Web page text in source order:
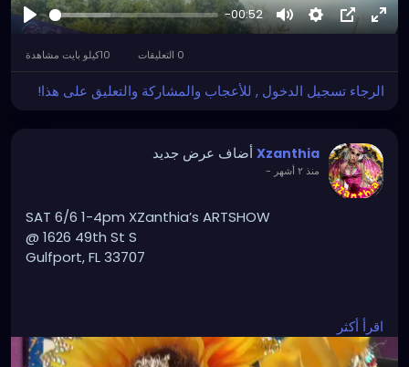
لعب
-00:52
كتم Settings
صورة
صورة
الرجاء تسجيل الدخول , للأعجاب والمشاركة والتعليق على هذا!
Xzanthia أضاف عرض جديد
منذ ٢ أشهر -
SAT 6/6 1-4pm XZanthia’s ARTSHOW
@ 1626 49th St S
Gulfport, FL 33707
اقرأ أكثر